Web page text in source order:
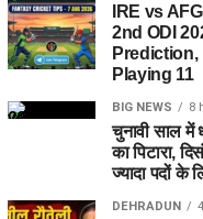
IRE vs
2nd ODI
Playing 11
BIG NEWS 8
चुनावी साल में
का पिटारा,
ज्यादा पदों के
DEHRADUN